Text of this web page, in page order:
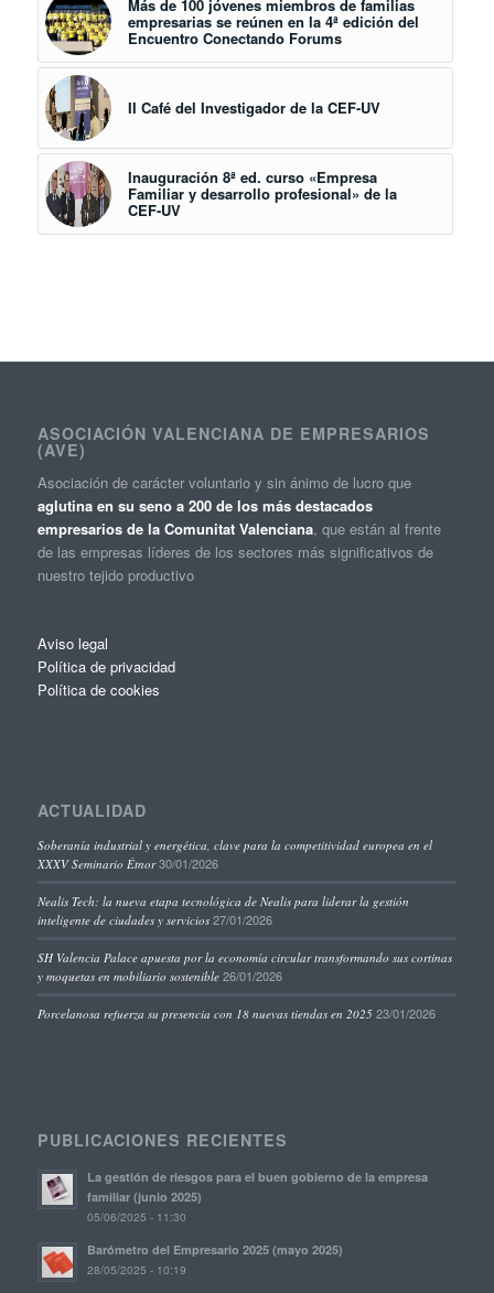
Más de 100 jóvenes miembros de familias
empresarias se reúnen en la 4ª edición del
Encuentro Conectando Forums
II Café del Investigador de la CEF-UV
Inauguración 8ª ed. curso «Empresa
Familiar y desarrollo profesional» de la
CEF-UV
ASOCIACIÓN VALENCIANA DE EMPRESARIOS
(AVE)
Asociación de carácter voluntario y sin ánimo de lucro que
aglutina en su seno a 200 de los más destacados
empresarios de la Comunitat Valenciana, que están al frente
de las empresas líderes de los sectores más significativos de
nuestro tejido productivo
Aviso legal
Política de privacidad
Política de cookies
ACTUALIDAD
Soberanía industrial y energética, clave para la competitividad europea en el
XXXV Seminario Étnor 30/01/2026
Nealis Tech: la nueva etapa tecnológica de Nealis para liderar la gestión
inteligente de ciudades y servicios 27/01/2026
SH Valencia Palace apuesta por la economía circular transformando sus cortinas
y moquetas en mobiliario sostenible 26/01/2026
Porcelanosa refuerza su presencia con 18 nuevas tiendas en 2025 23/01/2026
PUBLICACIONES RECIENTES
La gestión de riesgos para el buen gobierno de la empresa
familiar (junio 2025)
05/06/2025 - 11:30
Barómetro del Empresario 2025 (mayo 2025)
28/05/2025 - 10:19